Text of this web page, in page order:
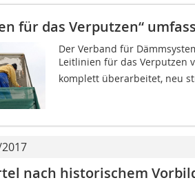
für das Verputzen“
Der Verband für
Leitlinien für das
komplett überarbeitet, neu
nach historischem